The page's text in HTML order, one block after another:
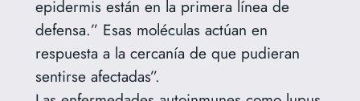
epidermis están en la primera línea de
defensa.” Esas moléculas actúan en
respuesta a la cercanía de que pudieran
sentirse afectadas”.